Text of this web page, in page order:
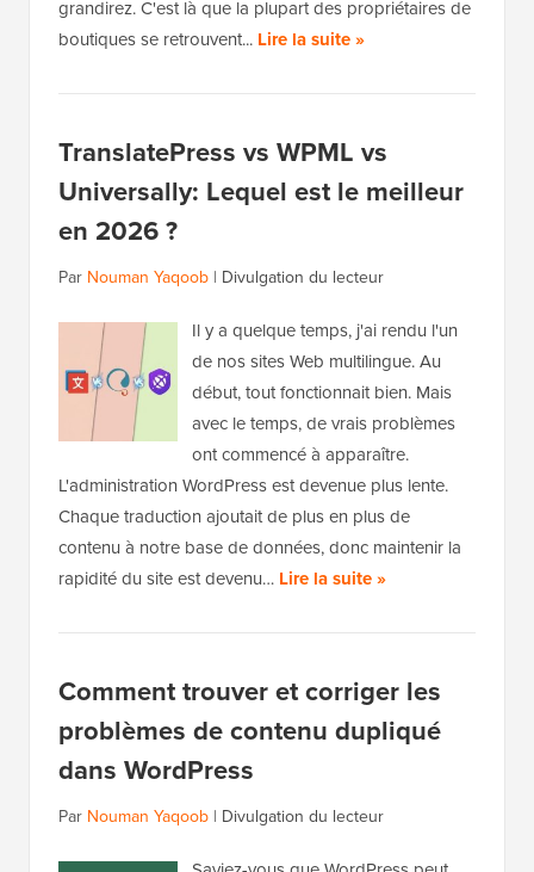
grandirez. C'est là que la plupart des propriétaires de
boutiques se retrouvent... Lire la suite »
TranslatePress vs WPML vs
Universally: Lequel est le meilleur
en 2026 ?
Par Nouman Yaqoob | Divulgation du lecteur
Il y a quelque temps, j'ai rendu l'un
de nos sites Web multilingue. Au
début, tout fonctionnait bien. Mais
avec le temps, de vrais problèmes
ont commencé à apparaître.
L'administration WordPress est devenue plus lente.
Chaque traduction ajoutait de plus en plus de
contenu à notre base de données, donc maintenir la
rapidité du site est devenu… Lire la suite »
Comment trouver et corriger les
problèmes de contenu dupliqué
dans WordPress
Par Nouman Yaqoob | Divulgation du lecteur